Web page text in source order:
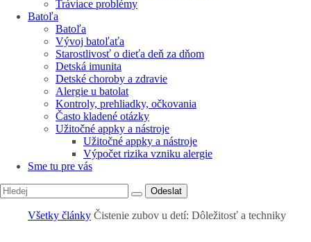
Tráviace problémy
Batoľa
Batoľa
Vývoj batoľaťa
Starostlivosť o dieťa deň za dňom
Detská imunita
Detské choroby a zdravie
Alergie u batolat
Kontroly, prehliadky, očkovania
Často kladené otázky
Užitočné appky a nástroje
Užitočné appky a nástroje
Výpočet rizika vzniku alergie
Sme tu pre vás
Odeslat
Všetky články Čistenie zubov u detí: Dôležitosť a techniky